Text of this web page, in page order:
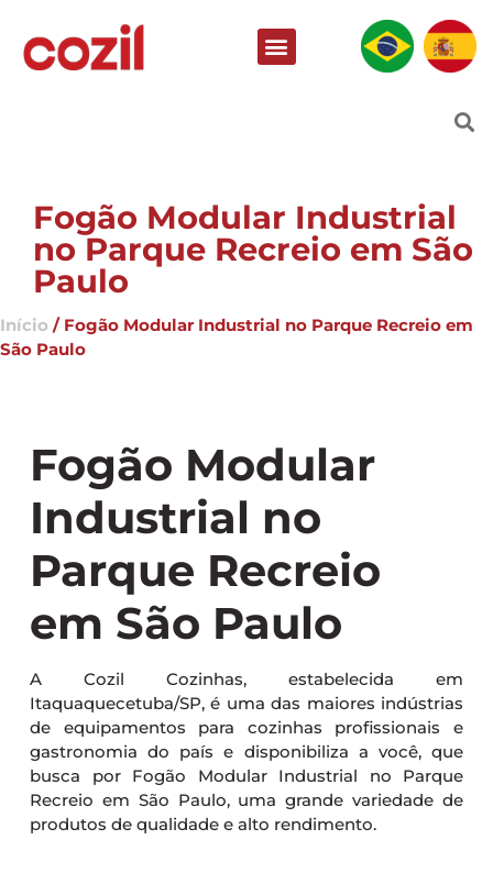
Fogão Modular Industrial
no Parque Recreio em São
Paulo
Início / Fogão Modular Industrial no Parque Recreio em
São Paulo
Fogão Modular
Industrial no
Parque Recreio
em São Paulo
A Cozil Cozinhas, estabelecida em
Itaquaquecetuba/SP, é uma das maiores indústrias
de equipamentos para cozinhas profissionais e
gastronomia do país e disponibiliza a você, que
busca por Fogão Modular Industrial no Parque
Recreio em São Paulo, uma grande variedade de
produtos de qualidade e alto rendimento.